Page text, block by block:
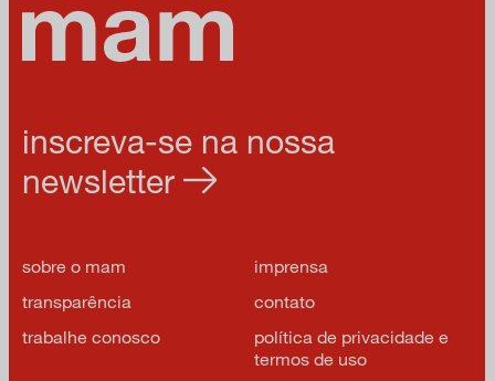
inscreva-se na nossa
newsletter
sobre o mam
imprensa
transparência
contato
trabalhe conosco
política de privacidade e
termos de uso